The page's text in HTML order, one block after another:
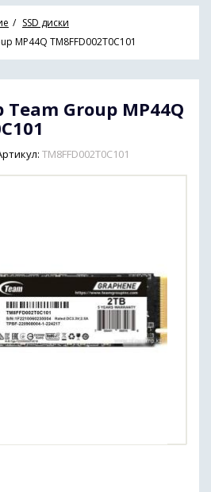
SSD диски
MP44Q TM8FFD002T0C101
Team Group MP44Q
TM8FFD002T0C101